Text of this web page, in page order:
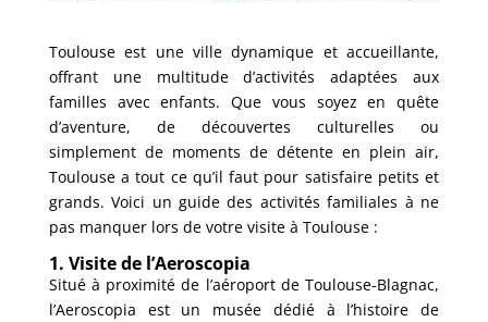
Toulouse est une ville dynamique et accueillante,
offrant une multitude d’activités adaptées aux
familles avec enfants. Que vous soyez en quête
d’aventure, de découvertes culturelles ou
simplement de moments de détente en plein air,
Toulouse a tout ce qu’il faut pour satisfaire petits et
grands. Voici un guide des activités familiales à ne
pas manquer lors de votre visite à Toulouse :
1. Visite de l’Aeroscopia
Situé à proximité de l’aéroport de Toulouse-Blagnac,
l’Aeroscopia est un musée dédié à l’histoire de